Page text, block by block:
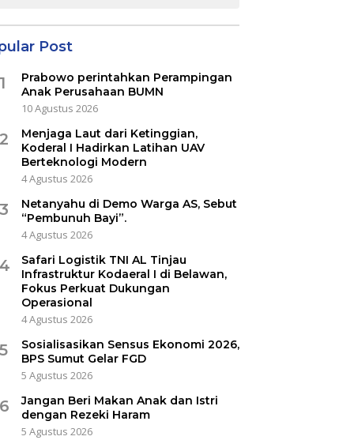
Post
Prabowo perintahkan Perampingan
Anak Perusahaan BUMN
10 Agustus 2026
Menjaga Laut dari Ketinggian,
Koderal I Hadirkan Latihan UAV
Berteknologi Modern
4 Agustus 2026
Netanyahu di Demo Warga AS, Sebut
“Pembunuh Bayi”.
4 Agustus 2026
Safari Logistik TNI AL Tinjau
Infrastruktur Kodaeral I di Belawan,
Fokus Perkuat Dukungan
Operasional
4 Agustus 2026
Sosialisasikan Sensus Ekonomi 2026,
BPS Sumut Gelar FGD
5 Agustus 2026
Jangan Beri Makan Anak dan Istri
dengan Rezeki Haram
5 Agustus 2026